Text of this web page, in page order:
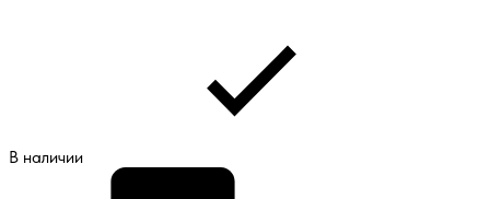
В наличии